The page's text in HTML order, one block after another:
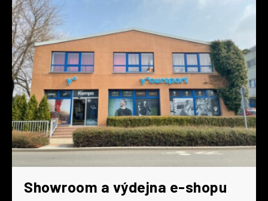
Showroom a výdejna e-shopu